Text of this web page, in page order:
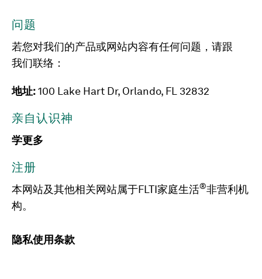
问题
若您对我们的产品或网站内容有任何问题，请跟
我们联络：
地址:100 Lake Hart Dr, Orlando, FL 32832
亲自认识神
学更多
注册
本网站及其他相关网站属于FLTI家庭生活®非营利机
构。
隐私使用条款